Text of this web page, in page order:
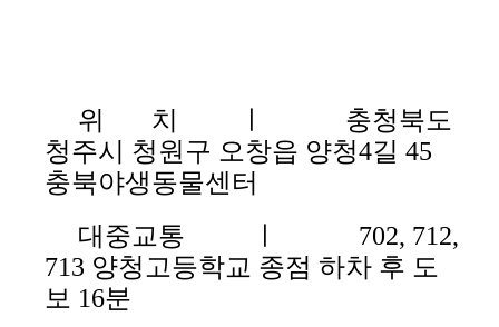
위 치 ㅣ 충청북도
청주시 청원구 오창읍 양청4길 45
충북야생동물센터
대중교통 ㅣ
702, 712,
713 양청고등학교 종점 하차 후 도
보 16분